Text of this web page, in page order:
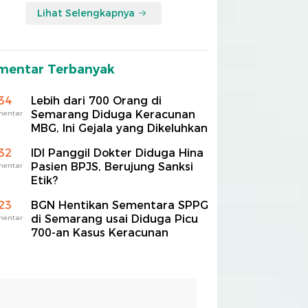
Lihat Selengkapnya
Terbanyak
Lebih dari 700 Orang di
Semarang Diduga Keracunan
MBG, Ini Gejala yang Dikeluhkan
IDI Panggil Dokter Diduga Hina
Pasien BPJS, Berujung Sanksi
Etik?
BGN Hentikan Sementara SPPG
di Semarang usai Diduga Picu
700-an Kasus Keracunan